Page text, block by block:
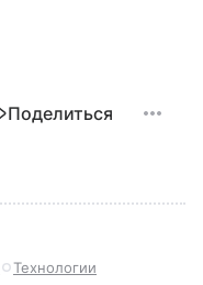
Поделиться
Технологии